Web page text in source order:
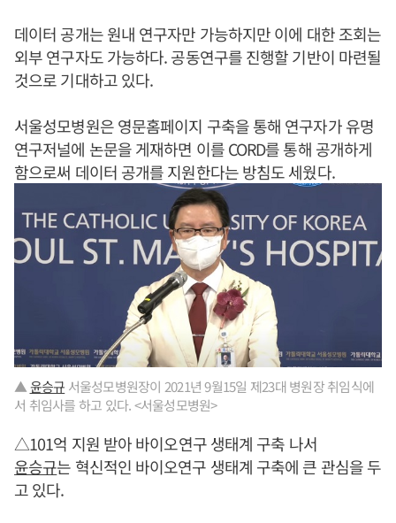
데이터 공개는 원내 연구자만 가능하지만 이에 대한 조회는
외부 연구자도 가능하다. 공동연구를 진행할 기반이 마련될
것으로 기대하고 있다.
서울성모병원은 영문홈페이지 구축을 통해 연구자가 유명
연구저널에 논문을 게재하면 이를 CORD를 통해 공개하게
함으로써 데이터 공개를 지원한다는 방침도 세웠다.
▲윤승규 서울성모병원장이 2021년 9월15일 제23대 병원장 취임식에
서 취임사를 하고 있다. <서울성모병원>
△101억 지원 받아 바이오연구 생태계 구축 나서
윤승규는 혁신적인 바이오연구 생태계 구축에 큰 관심을 두
고 있다.